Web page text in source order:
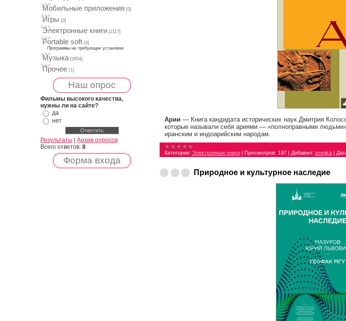
Мобильные приложения [0]
Игры [0]
Электронные книги [2117]
Portable soft [0]
Программы не требующие установки
Музыка [2854]
Прочее [1]
Наш опрос
Фильмы высокого качества,
нужны ли на сайте?
да
нет
Результаты
Архив опросов
Всего ответов: 8
Форма входа
Арии — Книга кандидата исторических наук Дмитрия
которые называли себя ариями — «полноправными
иранским и индоарийским народам.
Категория: Электронные книги | Просмотров: 197 | Добавил: pmojka |
Природное и культурное наследие